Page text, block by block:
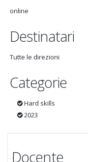
online
Destinatari
Tutte le direzioni
Categorie
Hard skills
2023
Docente